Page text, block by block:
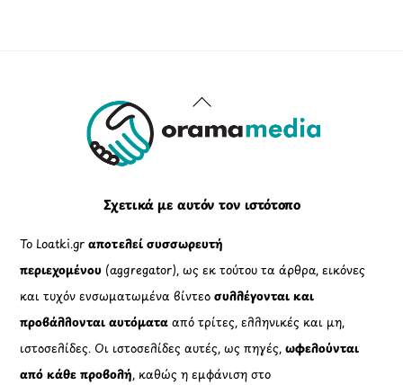
Back
To
Σχετικά με αυτόν τον ιστότοπο
Το Loatki.grαποτελεί συσσωρευτή
περιεχομένου (aggregator), ως εκ τούτου τα άρθρα, εικόνες
και τυχόν ενσωματωμένα βίντεοσυλλέγονται και
προβάλλονται αυτόματααπό τρίτες, ελληνικές και μη,
ιστοσελίδες. Οι ιστοσελίδες αυτές, ως πηγές,ωφελούνται
από κάθε προβολή, καθώς η εμφάνιση στο